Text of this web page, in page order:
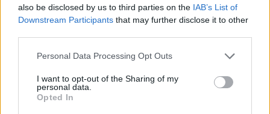
also be disclosed by us to third parties on the IAB’s List of
Downstream Participants that may further disclose it to other
Personal Data Processing Opt Outs
I want to opt-out of the Sharing of my
personal data.
Opted In